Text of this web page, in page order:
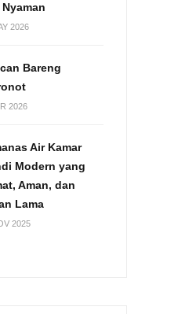
2026
Bareng
2026
Air Kamar
Modern yang
Aman, dan
Lama
2025